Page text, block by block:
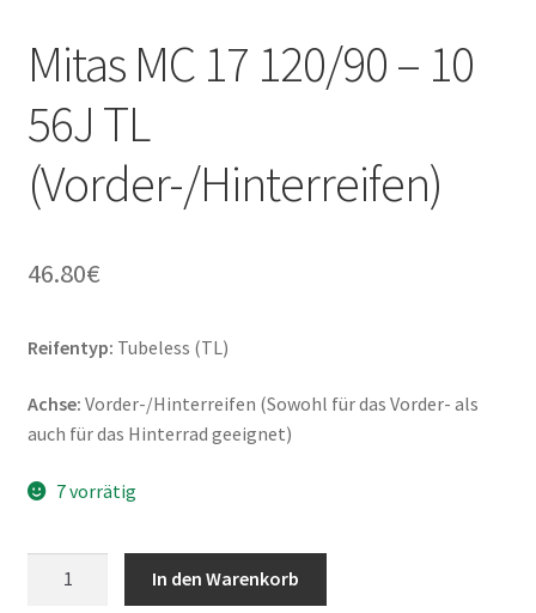
Mitas MC 17 120/90 – 10
56J TL
(Vorder-/Hinterreifen)
46.80€
Reifentyp: Tubeless (TL)
Achse: Vorder-/Hinterreifen (Sowohl für das Vorder- als
auch für das Hinterrad geeignet)
7 vorrätig
In den Warenkorb